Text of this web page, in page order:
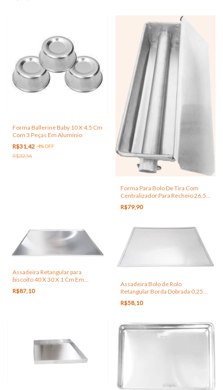
Forma Ballerine Baby 10 X 4,5 Cm
Com 3 Peças Em Alumínio
R$31,42-4%OFF
R$32,56
Forma Para Bolo De Tira Com
Centralizador Para Recheio 26,5 x
7 x 6 Cm
R$79,90
Assadeira Retangular para
biscoito 40 X 30 X 1 Cm Em
Alumínio
R$87,10
Assadeira Bolo de Rolo
Retangular Borda Dobrada 0,25
Cm Altura Em Alumínio
R$58,10